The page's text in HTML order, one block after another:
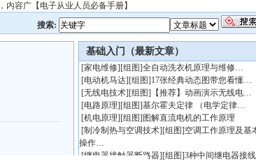
容广【电子从业人员必备手册】
搜索:
基础入门（最新文章）
[家电维修][组图]全自动洗衣机原理与维修…
[电动机马达][组图]17张经典动态图带您看懂…
[无线电技术][组图] 【推荐】动画演示无线电…
[电路原理][组图]基尔霍夫定律 （电学定律…
[机电原理][组图] 图解直流电机的工作原理
[制冷制热与空调技术][组图]空调工作原理及基
操作…
[继电器接触器断路器][组图]3种中间继电器接